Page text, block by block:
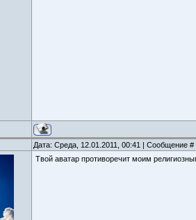
Дата: Среда, 12.01.2011, 00:41 | Сообщение #
Твой аватар противоречит моим